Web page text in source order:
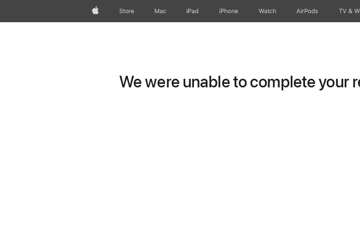
AppleStore Mac iPad iPhone Watch AirPods TV &
We were unable to complete your